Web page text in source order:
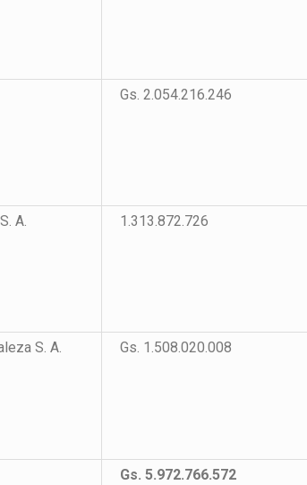
Gs. 2.054.216.246
A. 1.313.872.726
S. A. Gs. 1.508.020.008
Gs. 5.972.766.572